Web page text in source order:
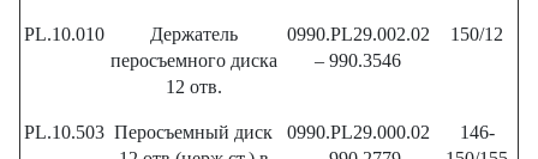
PL.10.010
Держатель
перосъемного диска
12 отв.
0990.PL29.002.02
– 990.3546
150/12
PL.10.503 Перосъемный диск
0990.PL29.000.02
146-